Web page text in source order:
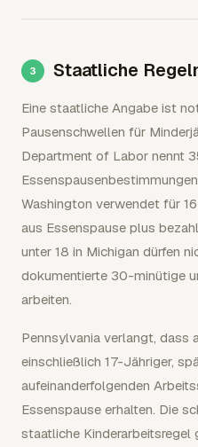
Staatliche
Eine staatliche Angabe ist
Pausenschwellen für
Department of Labor nennt
Washington verwendet für
aus Essenspause plus
unter 18 in Michigan dürfen
dokumentierte 30-minütige
arbeiten.
Pennsylvania verlangt, dass
einschließlich 17-Jähriger,
aufeinanderfolgenden
Essenspause erhalten. Die
staatliche Kinderarbeitsregel